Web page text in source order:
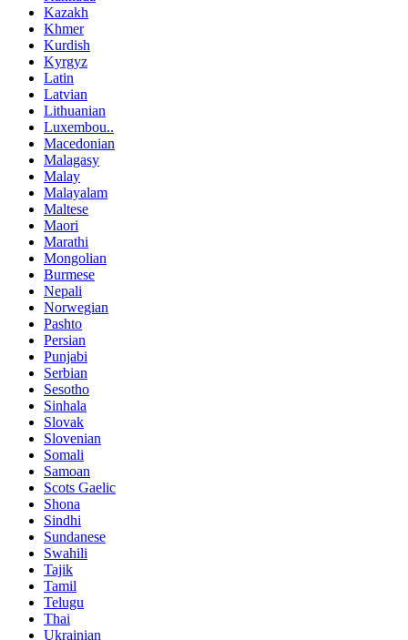
Kazakh
Khmer
Kurdish
Kyrgyz
Latin
Latvian
Lithuanian
Luxembou..
Macedonian
Malagasy
Malay
Malayalam
Maltese
Maori
Marathi
Mongolian
Burmese
Nepali
Norwegian
Pashto
Persian
Punjabi
Serbian
Sesotho
Sinhala
Slovak
Slovenian
Somali
Samoan
Scots Gaelic
Shona
Sindhi
Sundanese
Swahili
Tajik
Tamil
Telugu
Thai
Ukrainian